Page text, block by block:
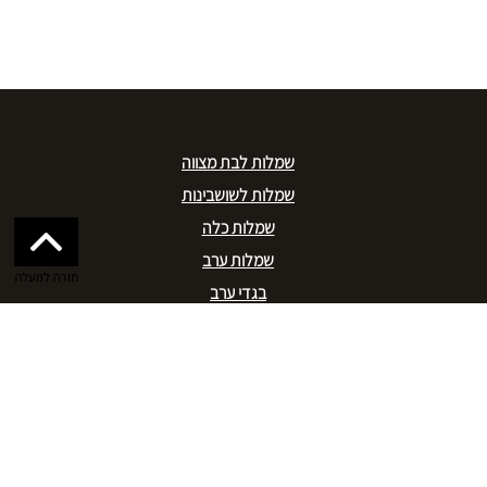
שמלות לבת מצווה
שמלות לשושבינות
שמלות כלה
שמלות ערב
בגדי ערב